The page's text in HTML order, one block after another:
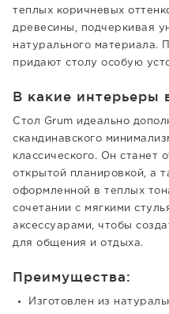
теплых коричневых
древесины, подчеркивая
натурального материала.
придают столу особую
В какие интерьеры
Стол Grum идеально
скандинавского
классического. Он станет
открытой планировкой, а
оформленной в теплых
сочетании с мягкими
аксессуарами, чтобы
для общения и отдыха.
Преимущества:
Изготовлен из